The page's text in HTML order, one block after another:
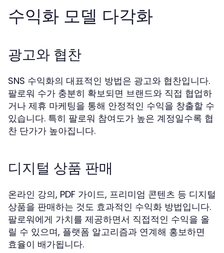
수익화 모델 다각화
광고와 협찬
SNS 수익화의 대표적인 방법은 광고와 협찬입니다.
팔로워 수가 충분히 확보되면 브랜드와 직접 협업하
거나 제휴 마케팅을 통해 안정적인 수익을 창출할 수
있습니다. 특히 팔로워 참여도가 높은 계정일수록 협
찬 단가가 높아집니다.
디지털 상품 판매
온라인 강의, PDF 가이드, 프리미엄 콘텐츠 등 디지털
상품을 판매하는 것도 효과적인 수익화 방법입니다.
팔로워에게 가치를 제공하면서 직접적인 수익을 올
릴 수 있으며, 플랫폼 알고리즘과 연계해 홍보하면
효율이 배가됩니다.